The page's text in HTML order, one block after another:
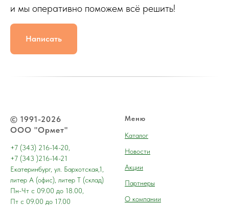
и мы оперативно поможем всё решить!
Написать
© 1991-2026
ООО "Ормет"
+7 (343) 216-14-20,
+7 (343 )216-14-21
Екатеринбург, ул. Бархотская,1,
литер А (офис), литер Т (склад)
Пн-Чт с 09.00 до 18.00,
Пт с 09.00 до 17.00
Меню
Каталог
Новости
Акции
Партнеры
О компании